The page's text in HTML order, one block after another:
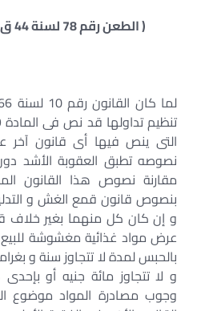
( الطعن رقم 78 لسنة 44 ق ، جلسة 1974/2/17 )
التى ينص فيها أى قانون آخر
نصوصه تطبق العقوبة الأشد
مقارنة نصوص هذا القانون
و إن كان كل منهما بغير
عرض مواد غذائية مغشوشة
بالحبس لمدة لا تتجاوز سنة و
و لا تتجاوز مائة جنيه أو
وجوب مصادرة المواد موضوع